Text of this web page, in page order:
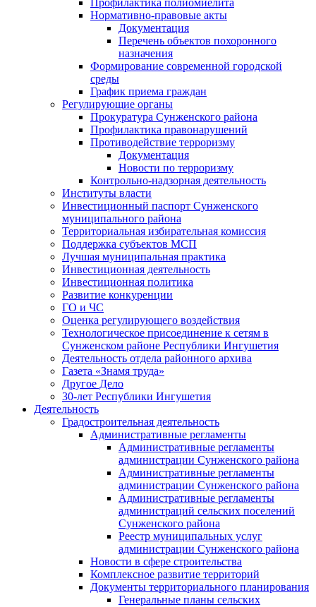
Профилактика полиомиелита
Нормативно-правовые акты
Документация
Перечень объектов похоронного
назначения
Формирование современной городской
среды
График приема граждан
Регулирующие органы
Прокуратура Сунженского района
Профилактика правонарушений
Противодействие терроризму
Документация
Новости по терроризму
Контрольно-надзорная деятельность
Институты власти
Инвестиционный паспорт Сунженского
муниципального района
Территориальная избирательная комиссия
Поддержка субъектов МСП
Лучшая муниципальная практика
Инвестиционная деятельность
Инвестиционная политика
Развитие конкуренции
ГО и ЧС
Оценка регулирующего воздействия
Технологическое присоединение к сетям в
Сунженском районе Республики Ингушетия
Деятельность отдела районного архива
Газета «Знамя труда»
Другое Дело
30-лет Республики Ингушетия
Деятельность
Градостроительная деятельность
Административные регламенты
Административные регламенты
администрации Сунженского района
Административные регламенты
администрации Сунженского района
Административные регламенты
администраций сельских поселений
Сунженского района
Реестр муниципальных услуг
администрации Сунженского района
Новости в сфере строительства
Комплексное развитие территорий
Документы территориального планирования
Генеральные планы сельских